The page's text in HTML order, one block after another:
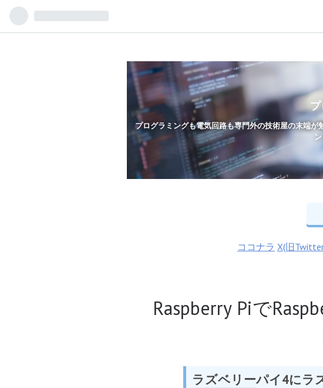
プログラミングも電気回路も専門外の技術屋の末端
ココナラ X(旧
Raspberry Piで
ラズベリーパイ4にラ